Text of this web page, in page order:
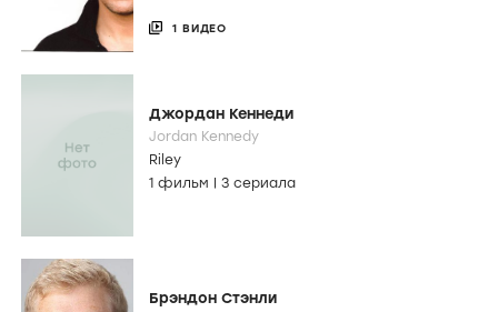
1 ВИДЕО
Джордан Кеннеди
Jordan Kennedy
Riley
1 фильм
3 сериала
Брэндон Стэнли